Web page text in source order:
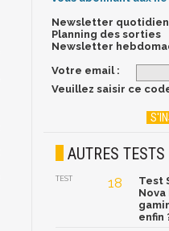
Newsletter
Planning des sorties
Newsletter
Votre email :
Veuillez saisir ce
AUTRES TESTS
TEST 18
Test
Nova
enfin